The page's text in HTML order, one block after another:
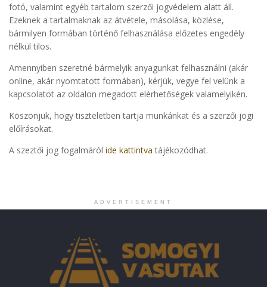
fotó, valamint egyéb tartalom szerzői jogvédelem alatt áll.
Ezeknek a tartalmaknak az átvétele, másolása, közlése,
bármilyen formában történő felhasználása előzetes engedély
nélkül tilos.
Amennyiben szeretné bármelyik anyagunkat felhasználni (akár
online, akár nyomtatott formában), kérjük, vegye fel velünk a
kapcsolatot az oldalon megadott elérhetőségek valamelyikén.
Köszönjük, hogy tiszteletben tartja munkánkat és a szerzői jogi
előírásokat.
A szeztői jog fogalmáról ide kattintva tájékozódhat.
ADVERTISEMENT